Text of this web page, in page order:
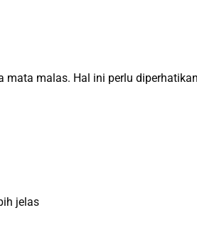
mata malas. Hal ini perlu
jelas